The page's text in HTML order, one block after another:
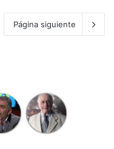
Página siguiente